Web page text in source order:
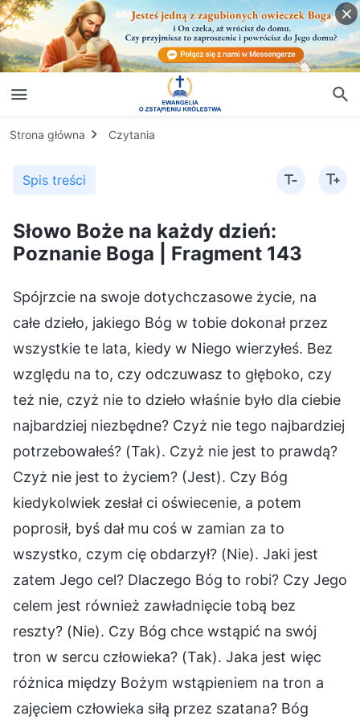
Strona główna Czytania
Spis treści
Słowo Boże na każdy dzień:
Poznanie Boga | Fragment 143
Spójrzcie na swoje dotychczasowe życie, na
całe dzieło, jakiego Bóg w tobie dokonał przez
wszystkie te lata, kiedy w Niego wierzyłeś. Bez
względu na to, czy odczuwasz to głęboko, czy
też nie, czyż nie to dzieło właśnie było dla ciebie
najbardziej niezbędne? Czyż nie tego najbardziej
potrzebowałeś? (Tak). Czyż nie jest to prawdą?
Czyż nie jest to życiem? (Jest). Czy Bóg
kiedykolwiek zesłał ci oświecenie, a potem
poprosił, byś dał mu coś w zamian za to
wszystko, czym cię obdarzył? (Nie). Jaki jest
zatem Jego cel? Dlaczego Bóg to robi? Czy Jego
celem jest również zawładnięcie tobą bez
reszty? (Nie). Czy Bóg chce wstąpić na swój
tron w sercu człowieka? (Tak). Jaka jest więc
różnica między Bożym wstąpieniem na tron a
zajęciem człowieka siłą przez szatana? Bóg